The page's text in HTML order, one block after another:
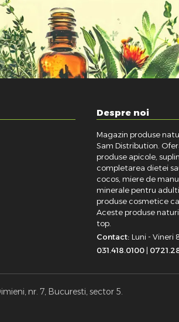
Despre noi
Magazin produse
Sam Distribution.
produse apicole,
completarea dietei
cocos, miere de
minerale pentru
produse cosmetice
Aceste produse
top.
Contact: Luni - Vineri
031.418.0100 |
nr. 7, Bucuresti, sector 5.